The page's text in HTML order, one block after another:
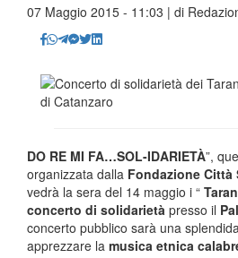
07 Maggio 2015 - 11:03 | di
DO RE MI FA…SOL-IDARIETÀ”,
organizzata dalla Fondazione Città
vedrà la sera del 14 maggio i “
concerto di solidarietà presso il
concerto pubblico sarà una
apprezzare la musica etnica